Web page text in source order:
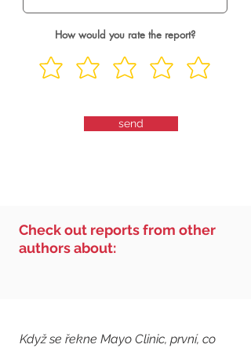
How would you rate the report?
send
Check out reports from other
authors about:
Když se řekne Mayo Clinic, první, co